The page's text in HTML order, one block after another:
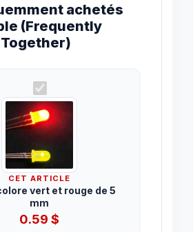
achetés
(Frequently
CET ARTICLE
vert et rouge de 5
mm
0.59$